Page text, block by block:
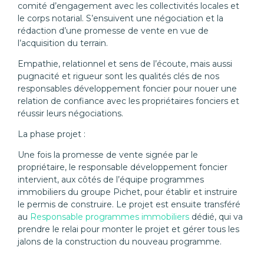
comité d’engagement avec les collectivités locales et
le corps notarial. S’ensuivent une négociation et la
rédaction d’une promesse de vente en vue de
l’acquisition du terrain.
Empathie, relationnel et sens de l’écoute, mais aussi
pugnacité et rigueur sont les qualités clés de nos
responsables développement foncier pour nouer une
relation de confiance avec les propriétaires fonciers et
réussir leurs négociations.
La phase projet :
Une fois la promesse de vente signée par le
propriétaire, le responsable développement foncier
intervient, aux côtés de l’équipe programmes
immobiliers du groupe Pichet, pour établir et instruire
le permis de construire. Le projet est ensuite transféré
au Responsable programmes immobiliers dédié, qui va
prendre le relai pour monter le projet et gérer tous les
jalons de la construction du nouveau programme.